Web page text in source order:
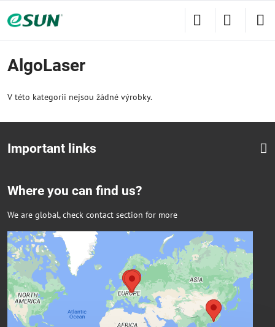
AlgoLaser
V této kategorii nejsou žádné výrobky.
Important links
Where you can find us?
We are global, check contact section for more
Externí obsah je blokován Volbami
soukromí
Přejete si načíst externí obsah?
Povolit a zapamatovat - souhlas s druhem cookie:
Funkční